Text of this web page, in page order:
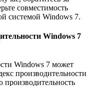
совместимость
системой Windows 7.
Windows 7
Windows 7 может
производительности